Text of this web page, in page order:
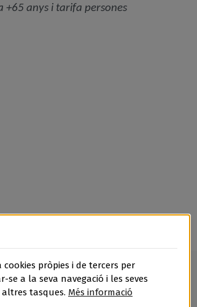
+65 anys i tarifa persones
pròpies i de tercers per
a la seva navegació i les seves
tasques. Més informació